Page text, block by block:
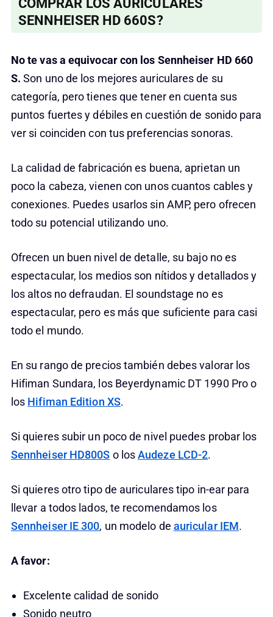
COMPRAR LOS AURICULARES
SENNHEISER HD 660S?
No te vas a equivocar con los Sennheiser HD 660
S.Son uno de los mejores auriculares de su
categoría, pero tienes que tener en cuenta sus
puntos fuertes y débiles en cuestión de sonido para
ver si coinciden con tus preferencias sonoras.
La calidad de fabricación es buena, aprietan un
poco la cabeza, vienen con unos cuantos cables y
conexiones. Puedes usarlos sin AMP, pero ofrecen
todo su potencial utilizando uno.
Ofrecen un buen nivel de detalle, su bajo no es
espectacular, los medios son nítidos y detallados y
los altos no defraudan. El soundstage no es
espectacular, pero es más que suficiente para casi
todo el mundo.
En su rango de precios también debes valorar los
Hifiman Sundara, los Beyerdynamic DT 1990 Pro o
los Hifiman Edition XS.
Si quieres subir un poco de nivel puedes probar los
Sennheiser HD800S o losAudeze LCD-2.
Si quieres otro tipo de auriculares tipo in-ear para
llevar a todos lados, te recomendamos los
Sennheiser IE 300, un modelo de auricular IEM.
A favor:
Excelente calidad de sonido
Sonido neutro